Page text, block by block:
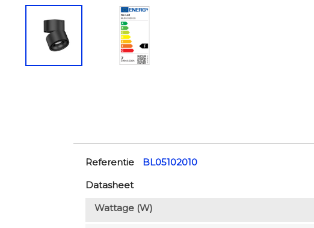
Referentie
BL05102010
Datasheet
Wattage (W)